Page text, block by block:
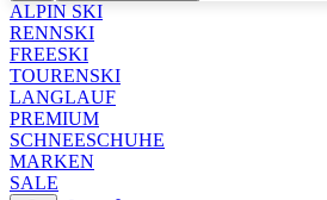
ALPIN SKI
RENNSKI
FREESKI
TOURENSKI
LANGLAUF
PREMIUM
SCHNEESCHUHE
MARKEN
SALE